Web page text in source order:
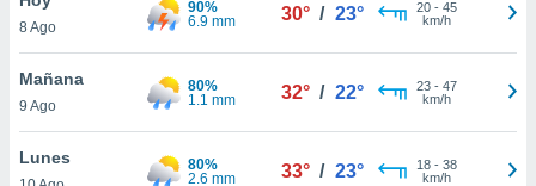
y
en
más
8 Ago
90%
6.9 mm
30° / 23° 20- 45
km/h
Mañana
9 Ago
80%
1.1 mm
32° / 22° 23- 47
km/h
Lunes
80%
2.6 mm
33° / 23° 18- 38
km/h